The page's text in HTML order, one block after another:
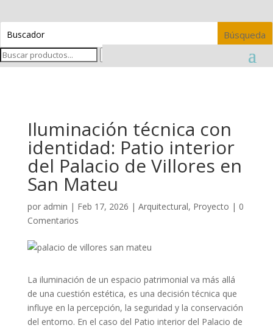
Iluminación técnica con
identidad: Patio interior
del Palacio de Villores en
San Mateu
por admin | Feb 17, 2026 | Arquitectural, Proyecto | 0
Comentarios
La iluminación de un espacio patrimonial va más allá
de una cuestión estética, es una decisión técnica que
influye en la percepción, la seguridad y la conservación
del entorno. En el caso del Patio interior del Palacio de